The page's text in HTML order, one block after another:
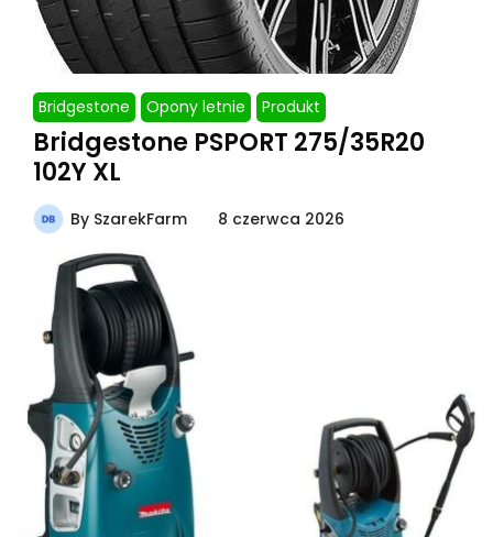
Bridgestone Opony letnie Produkt
Bridgestone PSPORT 275/35R20
102Y XL
By SzarekFarm 8 czerwca 2026